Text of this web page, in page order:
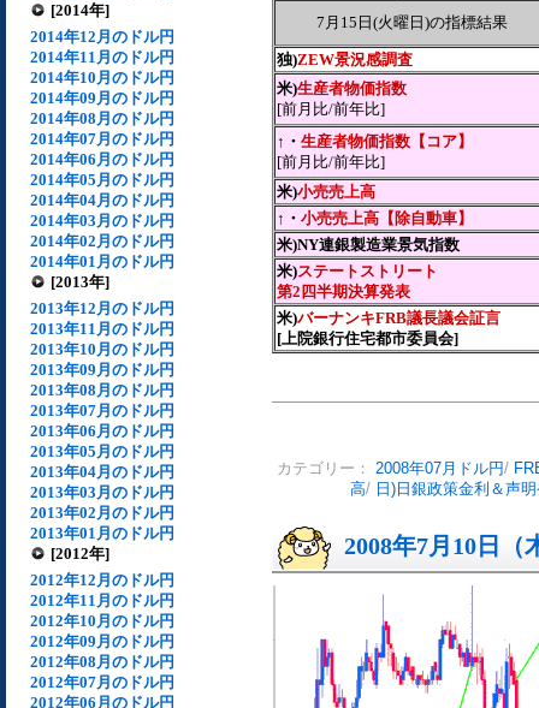
[2014年]
2014年12月のドル円
2014年11月のドル円
2014年10月のドル円
2014年09月のドル円
2014年08月のドル円
2014年07月のドル円
2014年06月のドル円
2014年05月のドル円
2014年04月のドル円
2014年03月のドル円
2014年02月のドル円
2014年01月のドル円
[2013年]
2013年12月のドル円
2013年11月のドル円
2013年10月のドル円
2013年09月のドル円
2013年08月のドル円
2013年07月のドル円
2013年06月のドル円
2013年05月のドル円
2013年04月のドル円
2013年03月のドル円
2013年02月のドル円
2013年01月のドル円
[2012年]
2012年12月のドル円
2012年11月のドル円
2012年10月のドル円
2012年09月のドル円
2012年08月のドル円
2012年07月のドル円
2012年06月のドル円
7月15日(火曜日)の指標結果
独)ZEW景況感調査
米)生産者物価指数
[前月比/前年比]
↑・ 生産者物価指数【コア】
[前月比/前年比]
米)小売売上高
↑・ 小売売上高【除自動車】
米)NY連銀製造業景気指数
米)ステートストリート
第2四半期決算発表
米)バーナンキFRB議長議会証言
[上院銀行住宅都市委員会]
カテゴリー： 2008年07月ドル円/
高/ 日)日銀政策金利＆声
2008年7月10日（